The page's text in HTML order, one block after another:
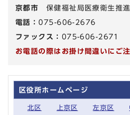
京都市 保健福祉局医療衛生推
電話：075-606-2676
ファックス： 075-606-2671
お電話の際はお掛け間違いにご
区役所ホームページ
北区 上京区 左京区